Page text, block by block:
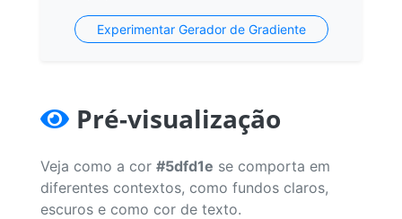
Experimentar Gerador de Gradiente
Pré-visualização
Veja como a cor #5dfd1e se comporta em
diferentes contextos, como fundos claros,
escuros e como cor de texto.